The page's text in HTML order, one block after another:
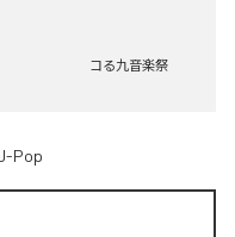
コる九音楽祭
Pop